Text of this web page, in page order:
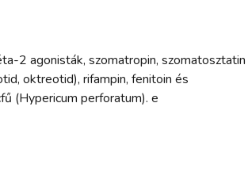
2 agonisták, szomatropin, szomatosztatin
oktreotid), rifampin, fenitoin és
(Hypericum perforatum). e